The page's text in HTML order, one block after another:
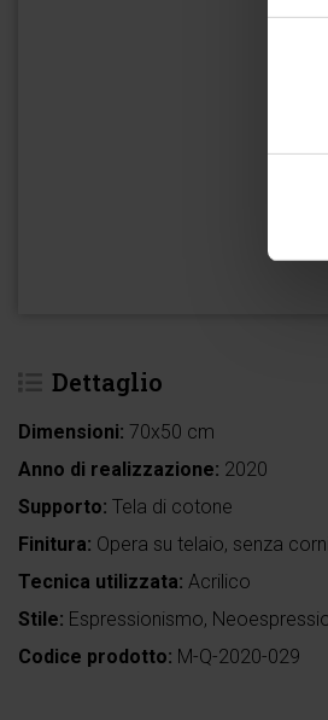
Dettaglio
Dimensioni: 70x50 cm
Anno di realizzazione: 2020
Supporto: Tela di cotone
Finitura: Opera su telaio, senza
Tecnica utilizzata: Acrilico
Stile: Espressionismo,
Codice prodotto: M-Q-2020-029